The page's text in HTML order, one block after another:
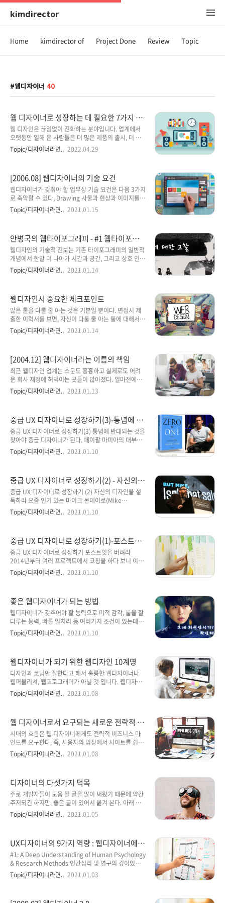
kimdirector
Home kimdirector of Project Done Review Topic
웹디자이너 40
웹 디자이너로 성장하는 데 필요한 7가지 기
술
웹 디자인은 끊임없이 진화하는 분야입니다. 업계에서
오랫동안 일해 온 사람들은 더 많은 제품의 출시, 더 많
은 아이디어의 수립, 대부분의 업계가 전체 경력에서 보
는 것보다 더 큰 성장에 대한 약속을 보였습니다. 우리가
에서 생존할 뿐만 아니라 번창하도록 보장합니다. 이러
한 기술은 학습할 수 있는 특성이며 앞으로 성장하는 데
도움이 됩니다. 1. 의사결정 인생은 어떤 양말을 신어야
할지, 어떤 암호화폐에 저축을 저장할지 결정하는 일련
의 결정의 연속입니다. 우리 각자는 하루에 결정을 내리
분의 ..
Topic/디자이너라면.. 2022.04.29
[2006.08] 웹디자이너의 기술 요건
웹디자이너가 갖춰야 할 업무상 기술 요건은 다음 3가지
로 축약할 수 있다, Drawing 사물과 현상과 이미지를
보이는 어떤 것으로 형상화하는 기술을 말한다. 웹 디자
이너는 회화, 조소, 스케치, 일러스트레이션 등 어떤 기
인터페이스에 적절하게 구조화할 수 있는 기술을 말한
다. Reconstruct 개별적인 의미를 갖는 오브젝트(web
object)를 웹이라는 플랫폼에 도입하여 재구성하는 기
술을 말한다. 흔히 이 3가지 요건을 '직접 그리기', '인터
페이스 디자인', '사용성', '크리에이티브' 등으로 각 상황
Topic/디자이너라면.. 2021.01.15
안병국의 웹타이포그래피 - #1 웹타이포그
래피에 대한 고찰
웹디자인의 기술적 진보는 기존 타이포그래피의 일반적
개념에서 한발 더 나아가 시간과 공간, 그리고 상호 인터
렉션이라는 새로운 패러다임을 형성하는데 핵심적인 역
할을 수행하고 있다. 또한 다양한 폰트들이 개발되어 보
서 결코 유쾌한 방향으로 흘러가고 있다고 단언할 수는
없을 것 같다. 폰트에 대한 선택의 폭이 넓어진 대신 타
이포그래피에 대한 실질적이고 본질적인 연구와 고민보
다는 적절한 폰트 찾기를 웹에서의 타이포그래피로 잘
못 인식하는 상황들이 나타나고 있기 때문이다. 특히 블
점차 사라지게 되어 이러한 현..
Topic/디자이너라면.. 2021.01.14
웹디자인시 중요한 체크포인트
많은 툴을 다룰 줄 아는 것은 기본일 뿐이다. 면접시 제
출한 이력서를 보면, 자신이 다룰 줄 아는 툴에 대해서만
3-4줄 정도 빽빽하게 나열한 경우를 볼 수 있습니다. 물
론 많은 툴을 익혔다는 것은 자신에게 플러스 요인이 되
이라는 것은 기능적인 것이지 테크닉이 아니라는 것이
죠. 사용자 환경을 고려하라 앞서도 말했지만, 자신만 만
족하는 디자인은 얼마안가 외면 당하기 쉽습니다. 누구
로부터냐구요? 바로 사용자지요. 홈페이지는 자기만 보
려고 만드는게 아니라, 여러 사람이 볼 수 있도록 만드는
른 사람..
Topic/디자이너라면.. 2021.01.14
[2004.12] 웹디자이너라는 이름의 책임
최근 웹디자인 업계는 소문도 흉흉하고 실제로도 어려
운 회사 재정에 허덕이는 곳들이 많아졌다. 얼마전에는
국내 최대 규모의 에이젠시라고 자랑하며 어떤 어려움
이 닥쳐도 끄떡없을 것 같던 곳도 부도설이 나돌아 업계
모가 작고 영세한 업체들의 어려움이란 두말 할 나위 없
을 것 같다. 그러나 웹 에이젠시업계를 관심어린 눈으로
바라보는 한 사람으로서 업계의 재정 악화보다 안타까
운 일은 인재들이 하나 둘씩 좀 더 편하고 쉬운(?) 일들
을 찾아 떠나고 았다는 점이다. 웹상의 공간에 무형의 집
모여 프로젝트를 진..
Topic/디자이너라면.. 2021.01.13
중급 UX 디자이너로 성장하기(3)-통념에 반
대되는 것을 찾아야 중급 디자이너가 된다.
중급 UX 디자이너로 성장하기(3) 통념에 반대되는 것을
찾아야 중급 디자이너가 된다. 페이팔 마피아의 대부인
피터 틸의 책 〈제로투원〉 1장은 이렇게 시작한다. “정
말 중요한 진실인데, 남들이 당신한테 동의해주지 않는
운 질문이다. “망가진 우리 교육 시스템을 고치는 일이
시급합니다.” “미국은 예외적인 나라예요.” “신은 없습
니다.” 대부분 진실일 수도 있지만 이미 그렇게 생각하
는 사람이 많거나 아주 흔한 논쟁의 한쪽 주장일 뿐이다.
반면에 좋은 대답은 다음과 같다. “대부분 사람은 X라고
Topic/디자이너라면.. 2021.01.10
중급 UX 디자이너로 성장하기(2) - 자신의
디자인을 설득하라
중급 UX 디자이너로 성장하기 (2) 자신의 디자인을 설
득하라 요즘 인기 있는 마이크 몬테이로(Mike
Monteiro)는 인터랙티브 디자인 스튜디오 뮬 디자인
(Mule Design)의 공통 창업자이자 디자인 디렉터이다.
강의를 흥미롭게 보았다. (키노트 Interactions 15
(2015년 2월 11일 샌프란시스코), 마이크 몬테이토의
저서 중 2012년에 출판된 책은 2014년 〈디자이너, 직
업을 말하다〉로 국내에 번역된 서적이다.) 그가 말한
강의 요지는 이것이다. ‘디자이너의 디자인은 스스로 팔
Topic/디자이너라면.. 2021.01.10
중급 UX 디자이너로 성장하기(1)-포스트잇
을 버려라
중급 UX 디자이너로 성장하기 포스트잇을 버려라
2014년부터 여러 프로젝트에서 코칭을 하다 보니 이제
야 회사 사람들이 하는 일을 전체적으로 보게 된다. 나는
오랜 시간 PM(Project Manager)을 했고, 언제나 사람
는 주로 프로젝트에서 맞닥뜨릴 '위기'를 예측하고 알려
주는 것. 기존에 보지 못한 업무 프로세스를 관찰하며 흥
미로운 깨달음을 발견했다. 오늘은 그 깨달음을 소개하
려 한다. ㅣ이재용 PXD 대표이사 1. 도구를 자신의 것으
로 만들라 처음 UX를 배울 당시에는 세세한 도구가 없
Topic/디자이너라면.. 2021.01.10
좋은 웹디자이너가 되는 방법
웹디자이너가 갖추어야 할 능력으로 미적 감각, 툴을 잘
다루는 능력, 빠른 일처리 등 여러가지 조건이 있는데요
그 많은 조건 중 가장 중요한 것은 마음가짐이 아닐까 합
니다. 사실 기술은 연차가 쌓이면 저절로 늘어가는 것이
는 누군가 가르쳐줄 수도 없는 것이고 경력과는 별개인
것입니다. 오늘은 좋은 웹디자이너가 되는 방법 3부로
디자이너가 가져야할 마음가짐에 대해 써보도록 하겠습
니다. 이해하기 디자인을 하기 위해서는 기획자(혹은 오
더)가 가진 생각을 먼저 이해할 수 있어야 합니다. 누구
이유이기도..
Topic/디자이너라면.. 2021.01.10
웹디자이너가 되기 위한 웹디자인 10계명
디자인과 코딩만 잘한다고 해서 훌륭한 웹디자이너나
웹퍼블리셔, 웹프로그래머가 아닐 것 입니다. 웹디자이
너로 일을 하기 위해서는 홈페이지제작 의뢰를 하는 클
라이언트가 있어야 합니다. 클라이언트와의 유기적인
보도록 하겠습니다. 1. 크리에이티브로 꽉 차 있다. 디자
이너의 기본은 크리에이티브, 혹은 감각이다. 긴 설명이
필요없이 크리에이티브는 열심히 공부하고, 흉내내고,
고민하고 갈고 닦아야 한다. 2. 크리에이티브를 설명하
고 설득할 수 있어야 한다. "바로 이거야!" 작업하고 나
나와야 ..
Topic/디자이너라면.. 2021.01.08
웹 디자이너로서 요구되는 새로운 전략적 마
인드
시대의 흐름은 웹 디자이너에게도 전략적 비즈니스 마
인드를 요구한다. 즉, 사용자의 입장에서 사이트를 쉽게
이해하고 내비게이션할 수 있도록 사용자의 경험을 만
들어 낼 수 있어야 하고 또한 우리의 인터넷 일상에서 피
이 쉽게 우리를 발견할 수 있도록 하는 것이다. 시대의
흐름은 웹 디자이너에게도 전략적 비즈니스 마인드를
요구한다. 즉, 사용자의 입장에서 사이트를 쉽게 이해하
고 내비게이션할 수 있도록 사용자의 경험을 만들어 낼
수 있어야 하고 또한 우리의 인터넷 일상에서 피할 수 없
우리를 발견할 수 ..
Topic/디자이너라면.. 2021.01.08
디자이너의 다섯가지 덕목
주로 개발자들이 도움 될 글을 많이 써왔기 때문에 약간
주저되긴 하지만, 좋은 글이 있어서 옮겨 본다. 아래 글
은 Mozilla의 인터랙션 디자이너인 Aza Raskin이 쓴
"So You Want To Be A Designer: Top 5 List" 라는
물리학으로 박사학위를 받은 전형적인 천재다. 그런데,
아버지가 바로 HCI의 대가이자 애플에서 맥 UI를 개발
한 Jef Raskin이다. 아버지의 대를 이어(?) 인터랙션 디
자이너이자 개발자로서 최근에 Firefox의 인터랙션 디
자인을 담당하고 있다. 아주 명랑하고 활발한 친구인데
Topic/디자이너라면.. 2021.01.05
UX디자이너의 9가지 역량 : 웹디자이너에서
UX디자이너로
#1: A Deep Understanding of Human Psychology
& Research Methods 인간심리 및 연구의 깊이있는
이해 #2: Competence in the Basics of Graphic
Design 기본적인 그래픽 디자인 역량 #3: An
Topic/디자이너라면.. 2021.01.03